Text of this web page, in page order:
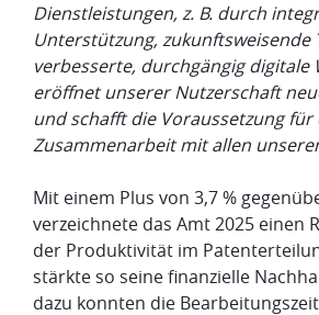
Dienstleistungen, z. B. durch
Unterstützung, zukunftsweisende
verbesserte, durchgängig digitale
eröffnet unserer Nutzerschaft
und schafft die Voraussetzung für
Zusammenarbeit mit allen
Mit einem Plus von 3,7 %
verzeichnete das Amt 2025 einen
der Produktivität im
stärkte so seine finanzielle
dazu konnten die